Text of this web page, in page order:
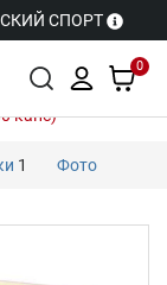
СПОРТ
0
капс)
1 Фото